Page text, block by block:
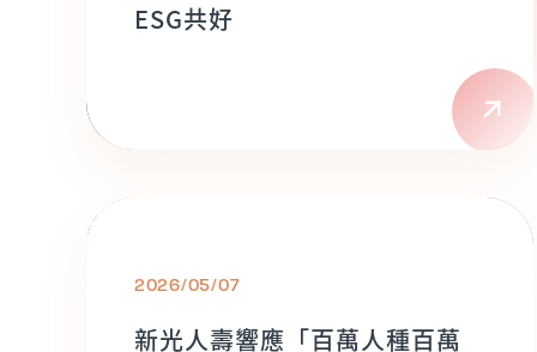
ESG共好
2026/05/07
新光人壽響應「百萬人種百萬